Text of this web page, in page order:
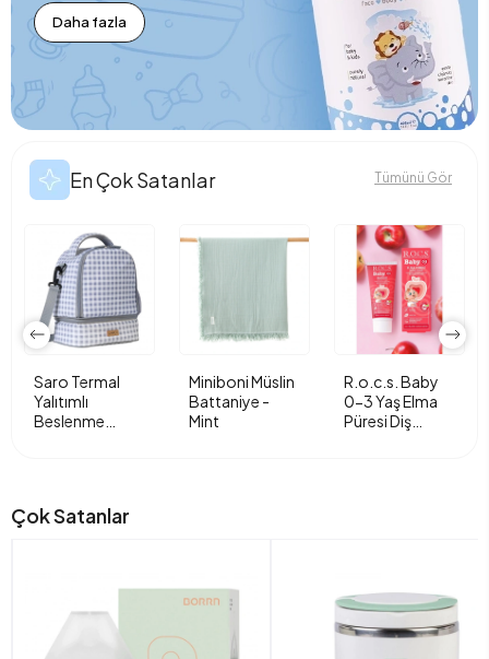
Daha fazla
En Çok Satanlar Tümünü Gör
Saro Termal
Yalıtımlı
Beslenme
Miniboni Müslin
Battaniye -
Mint
R.o.c.s. Baby
0-3 Yaş Elma
Püresi Diş
Çok Satanlar